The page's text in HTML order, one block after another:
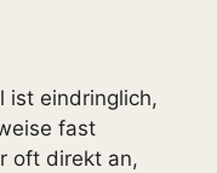
ist eindringlich,
fast
oft direkt an,